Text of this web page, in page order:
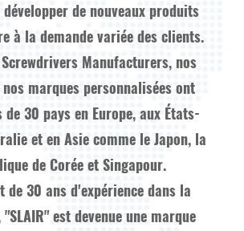
de nouveaux produits
à la demande variée des clients.
Manufacturers, nos
marques personnalisées ont
30 pays en Europe, aux États-
et en Asie comme le Japon, la
de Corée et Singapour.
de 30 ans d'expérience dans la
est devenue une marque